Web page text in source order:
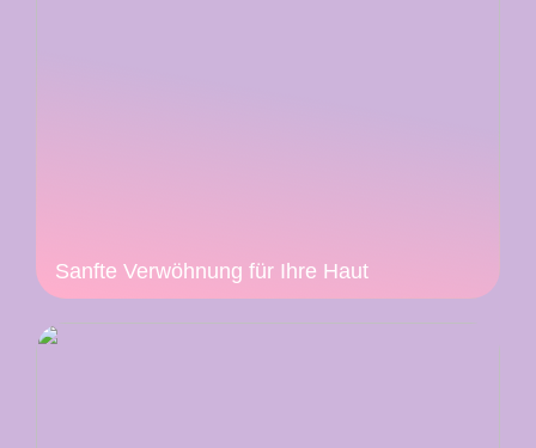
Sanfte Verwöhnung für Ihre Haut